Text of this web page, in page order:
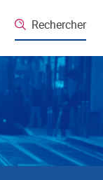
Rechercher